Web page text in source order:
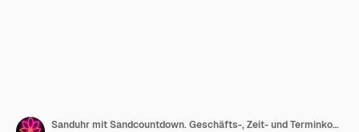
Sanduhr mit Sandcountdown. Geschäfts-, Zeit- und Terminkonzept. 3D-Vektorsymbol. Cartoon minimal